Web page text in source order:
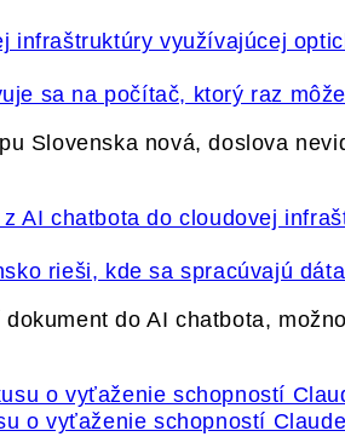
sa na počítač, ktorý raz
Slovenska nová, doslova
rieši, kde sa spracúvajú
do AI chatbota,
o vyťaženie schopností